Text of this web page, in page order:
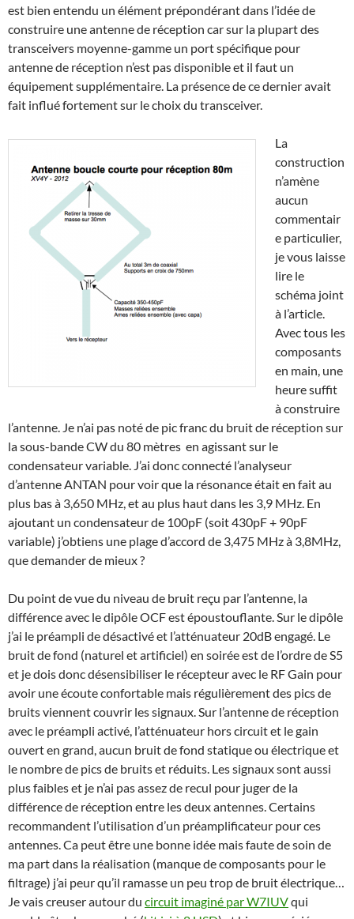
est bien entendu un élément prépondérant dans l’idée de
construire une antenne de réception car sur la plupart des
transceivers moyenne-gamme un port spécifique pour
antenne de réception n’est pas disponible et il faut un
équipement supplémentaire. La présence de ce dernier avait
fait influé fortement sur le choix du transceiver.
La
construction
n’amène
aucun
commentair
e particulier,
je vous laisse
lire le
schéma joint
à l’article.
Avec tous les
composants
en main, une
heure suffit
à construire
l’antenne. Je n’ai pas noté de pic franc du bruit de réception sur
la sous-bande CW du 80 mètres en agissant sur le
condensateur variable. J’ai donc connecté l’analyseur
d’antenne ANTAN pour voir que la résonance était en fait au
plus bas à 3,650 MHz, et au plus haut dans les 3,9 MHz. En
ajoutant un condensateur de 100pF (soit 430pF + 90pF
variable) j’obtiens une plage d’accord de 3,475 MHz à 3,8MHz,
que demander de mieux ?
Du point de vue du niveau de bruit reçu par l’antenne, la
différence avec le dipôle OCF est époustouflante. Sur le dipôle
j’ai le préampli de désactivé et l’atténuateur 20dB engagé. Le
bruit de fond (naturel et artificiel) en soirée est de l’ordre de S5
et je dois donc désensibiliser le récepteur avec le RF Gain pour
avoir une écoute confortable mais régulièrement des pics de
bruits viennent couvrir les signaux. Sur l’antenne de réception
avec le préampli activé, l’atténuateur hors circuit et le gain
ouvert en grand, aucun bruit de fond statique ou électrique et
le nombre de pics de bruits et réduits. Les signaux sont aussi
plus faibles et je n’ai pas assez de recul pour juger de la
différence de réception entre les deux antennes. Certains
recommandent l’utilisation d’un préamplificateur pour ces
antennes. Ca peut être une bonne idée mais faute de soin de
ma part dans la réalisation (manque de composants pour le
filtrage) j’ai peur qu’il ramasse un peu trop de bruit électrique…
Je vais creuser autour du circuit imaginé par W7IUVqui